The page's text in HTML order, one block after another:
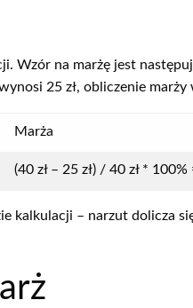
Wzór na marżę jest
25 zł, obliczenie
Marża
(40 zł – 25 zł) / 40 zł * 100%
kalkulacji – narzut dolicza